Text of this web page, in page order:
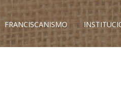
FRANCISCANISMO